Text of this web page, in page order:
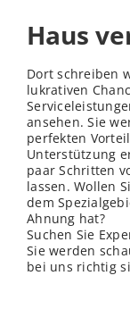
Haus
Dort schreiben
lukrativen
ansehen. Sie
perfekten
Unterstützung
paar Schritten
lassen. Wollen
dem
Ahnung hat?
Suchen Sie
Sie werden
bei uns richtig